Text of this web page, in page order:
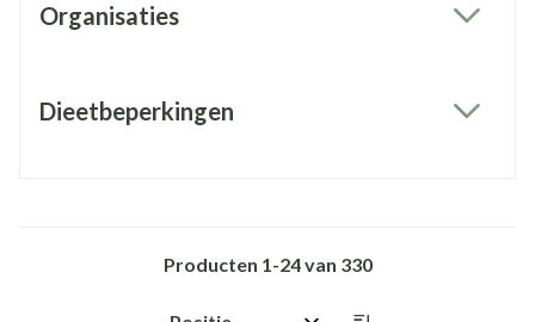
Organisaties
Dieetbeperkingen
Producten 1-24van 330